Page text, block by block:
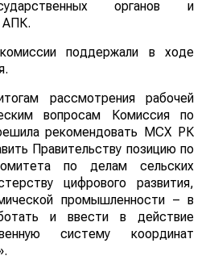
органов и
АПК.
поддержали в ходе
рассмотрения рабочей
вопросам Комиссия по
рекомендовать МСХ РК
Правительству позицию по
по делам сельских
цифрового развития,
промышленности – в
и ввести в действие
систему координат